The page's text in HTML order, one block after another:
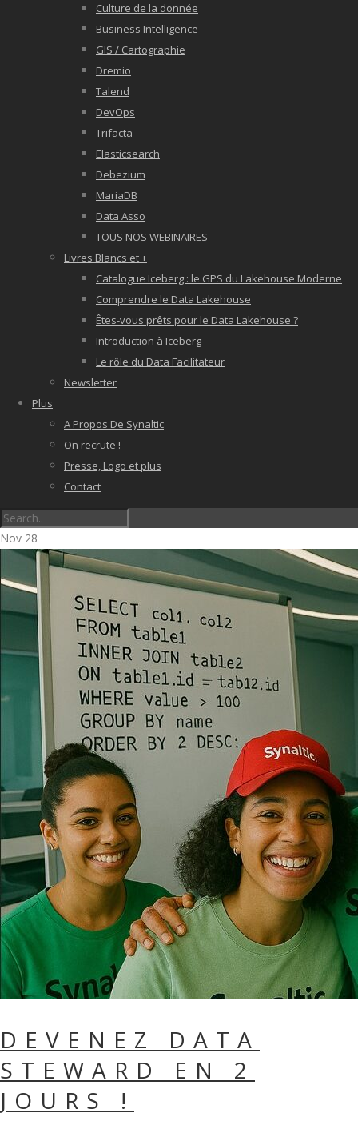
Culture de la donnée
Business Intelligence
GIS / Cartographie
Dremio
Talend
DevOps
Trifacta
Elasticsearch
Debezium
MariaDB
Data Asso
TOUS NOS WEBINAIRES
Livres Blancs et +
Catalogue Iceberg : le GPS du Lakehouse Moderne
Comprendre le Data Lakehouse
Êtes-vous prêts pour le Data Lakehouse ?
Introduction à Iceberg
Le rôle du Data Facilitateur
Newsletter
Plus
A Propos De Synaltic
On recrute !
Presse, Logo et plus
Contact
Nov 28
DEVENEZ DATA
STEWARD EN 2
JOURS !